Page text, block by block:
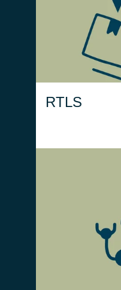
RTLS
RTLS utilizza
per
Il